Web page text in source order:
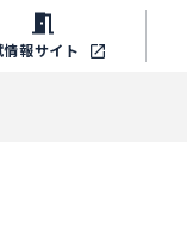
情報サイト